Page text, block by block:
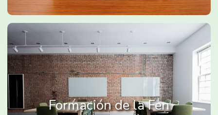
Formación de la Fen